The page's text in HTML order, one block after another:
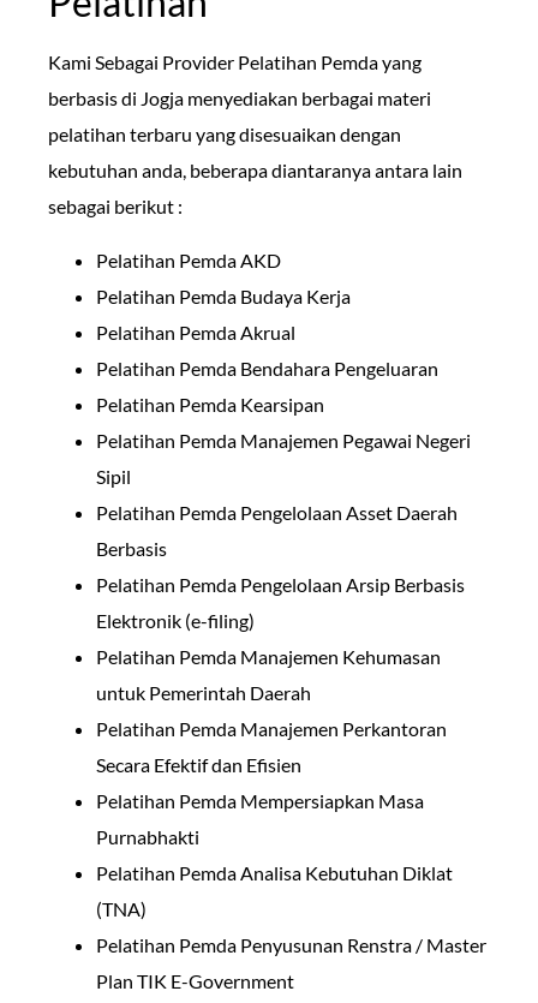
Kami Sebagai Provider Pelatihan Pemda yang
berbasis di Jogja menyediakan berbagai materi
pelatihan terbaru yang disesuaikan dengan
kebutuhan anda, beberapa diantaranya antara lain
sebagai berikut :
Pelatihan Pemda AKD
Pelatihan Pemda Budaya Kerja
Pelatihan Pemda Akrual
Pelatihan Pemda Bendahara Pengeluaran
Pelatihan Pemda Kearsipan
Pelatihan Pemda Manajemen Pegawai Negeri
Sipil
Pelatihan Pemda Pengelolaan Asset Daerah
Berbasis
Pelatihan Pemda Pengelolaan Arsip Berbasis
Elektronik (e-filing)
Pelatihan Pemda Manajemen Kehumasan
untuk Pemerintah Daerah
Pelatihan Pemda Manajemen Perkantoran
Secara Efektif dan Efisien
Pelatihan Pemda Mempersiapkan Masa
Purnabhakti
Pelatihan Pemda Analisa Kebutuhan Diklat
(TNA)
Pelatihan Pemda Penyusunan Renstra / Master
Plan TIK E-Government